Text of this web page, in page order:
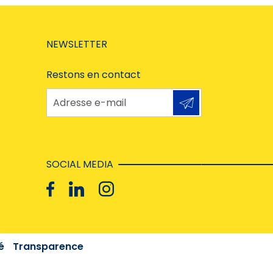
NEWSLETTER
Restons en contact
Adresse e-mail
SOCIAL MEDIA
Transparence